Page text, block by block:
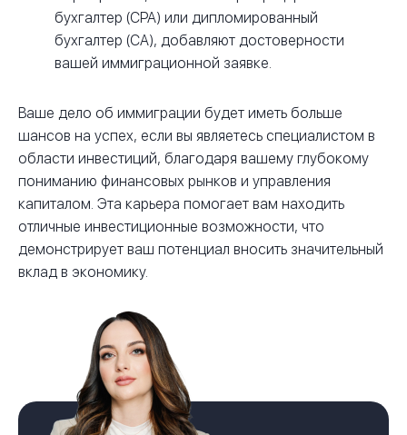
бухгалтер (CPA) или дипломированный
бухгалтер (CA), добавляют достоверности
вашей иммиграционной заявке.
Ваше дело об иммиграции будет иметь больше
шансов на успех, если вы являетесь специалистом в
области инвестиций, благодаря вашему глубокому
пониманию финансовых рынков и управления
капиталом. Эта карьера помогает вам находить
отличные инвестиционные возможности, что
демонстрирует ваш потенциал вносить значительный
вклад в экономику.